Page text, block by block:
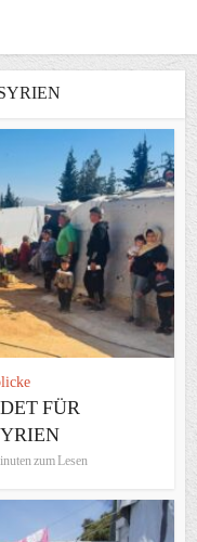
FÜR
zum Lesen